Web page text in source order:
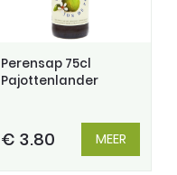
Perensap 75cl
Pajottenlander
€ 3.80 MEER